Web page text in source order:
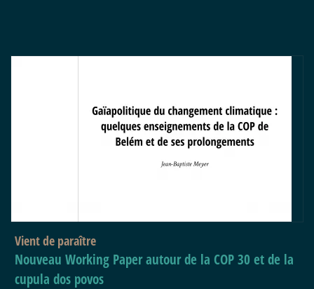
Vient de paraître
Nouveau Working Paper autour de la COP 30 et de la
cupula dos povos